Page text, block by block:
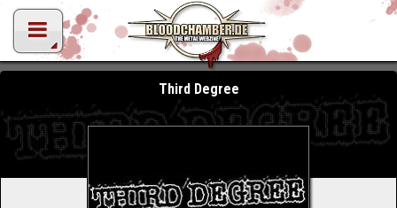
Third Degree